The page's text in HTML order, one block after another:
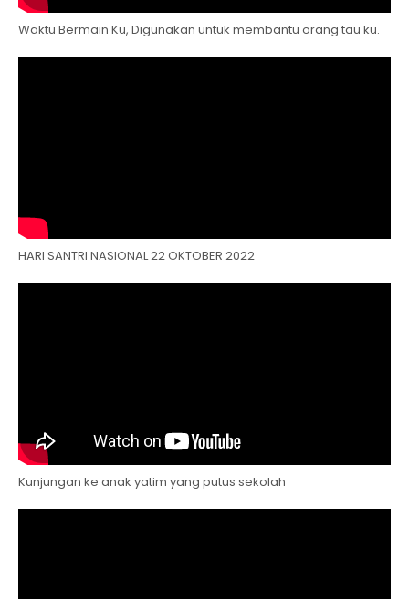
Waktu Bermain Ku, Digunakan untuk membantu orang tau ku.
HARI SANTRI NASIONAL 22 OKTOBER 2022
Kunjungan ke anak yatim yang putus sekolah